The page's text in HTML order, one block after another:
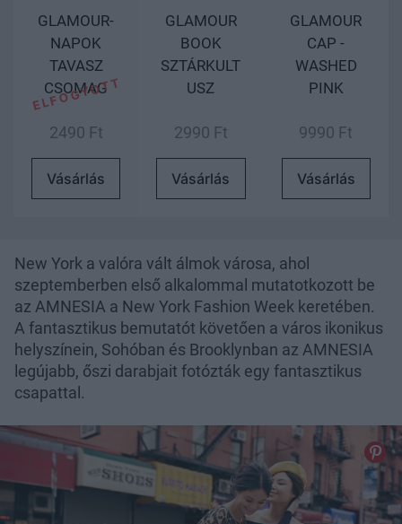
GLAMOUR-
NAPOK
TAVASZ
CSOMAG
2490 Ft
Vásárlás
GLAMOUR
BOOK
SZTÁRKULT
USZ
2990 Ft
Vásárlás
GLAMOUR
CAP -
WASHED
PINK
9990 Ft
Vásárlás
New York a valóra vált álmok városa, ahol
szeptemberben első alkalommal mutatotkozott be
az AMNESIA a New York Fashion Week keretében.
A fantasztikus bemutatót követően a város ikonikus
helyszínein, Sohóban és Brooklynban az AMNESIA
legújabb, őszi darabjait fotózták egy fantasztikus
csapattal.